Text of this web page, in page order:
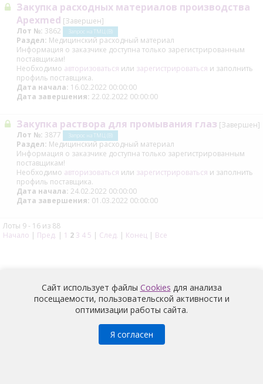
Лоты 9 - 16 из 88
Начало | Пред. | 1 2 3 4 5 | След. | Конец | Все
Закупка расходных материалов производства
Apexmed [Завершен]
Лот №: 3862 Запрос на ТМЦ (В)
Раздел: Медицинский расходный материал
Информация о заказчике доступна только зарегистрированным
поставщикам!
Необходимо авторизоваться или зарегистрироваться и заполнить
профиль поставщика.
Дата начала: 16.02.2022 00:00:00
Дата завершения: 22.02.2022 00:00:00
Закупка раствора для промывания глаз [Завершен]
Лот №: 3877 Запрос на ТМЦ (В)
Раздел: Медицинский расходный материал
Информация о заказчике доступна только зарегистрированным
поставщикам!
Необходимо авторизоваться или зарегистрироваться и заполнить
профиль поставщика.
Дата начала: 24.02.2022 00:00:00
Дата завершения: 01.03.2022 00:00:00
© 2026 | Политика конфиденциальности
Сайт использует файлы Cookies для анализа
посещаемости, пользовательской активности и
оптимизации работы сайта.
Я согласен